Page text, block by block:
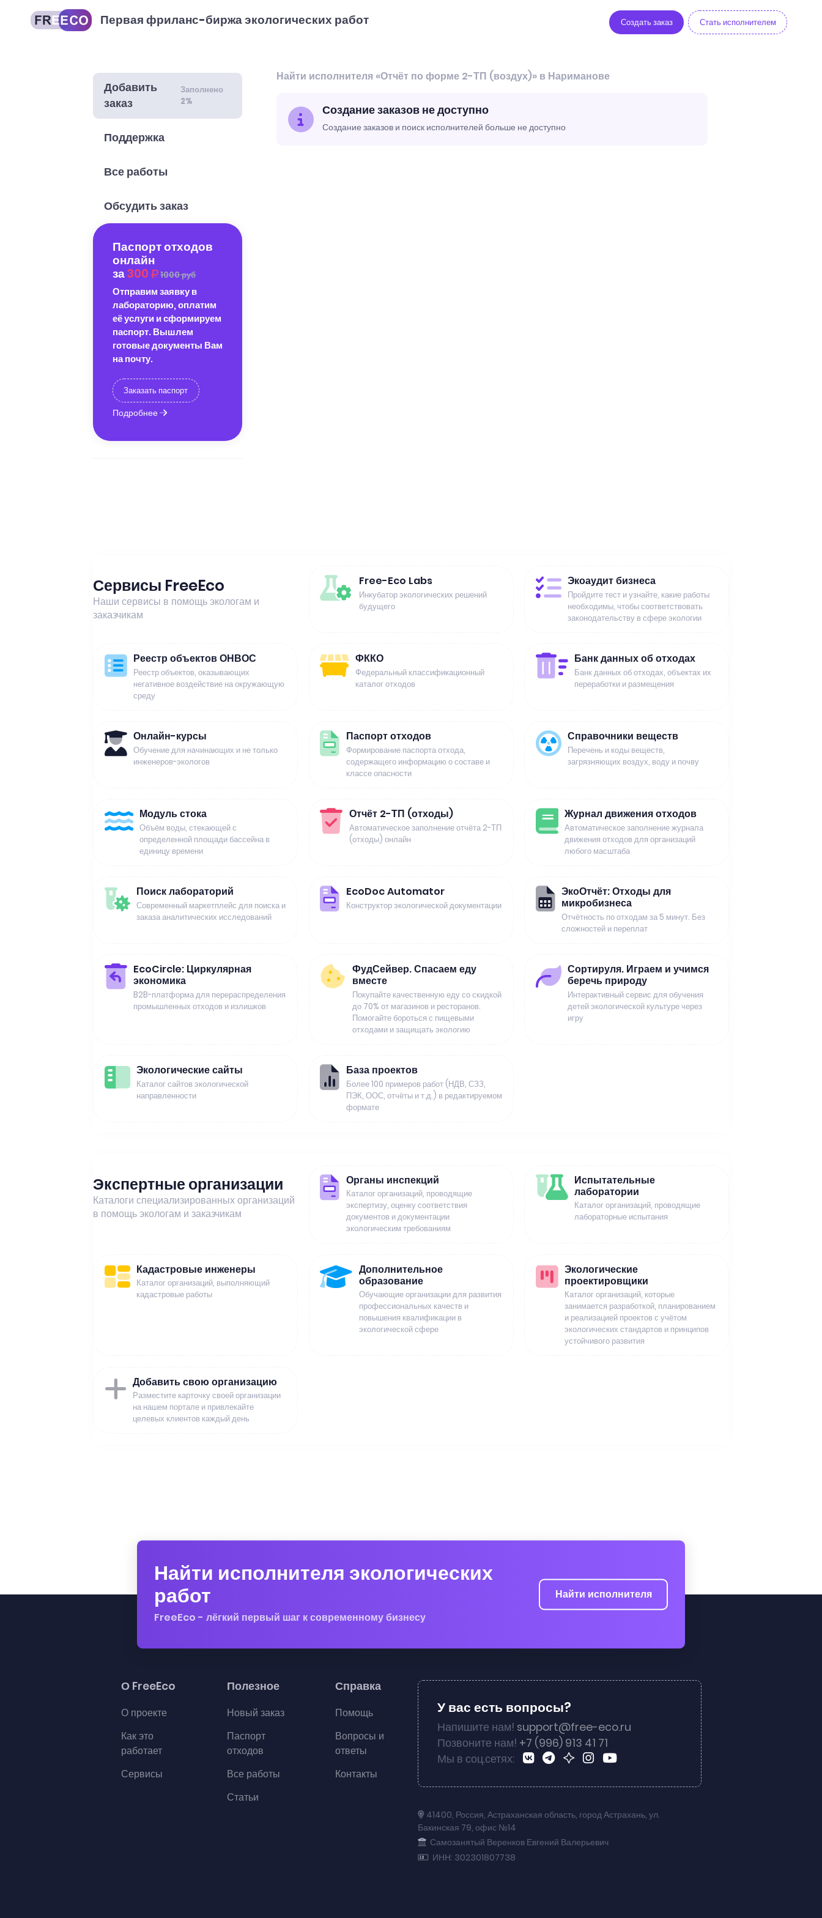
Первая фриланс-биржа экологических работ Создать заказ Стать исполнителем
Добавить
заказ
Заполнено
2%
Поддержка
Все работы
Обсудить заказ
Паспорт отходов
онлайн
за300 1000 руб
Отправим заявку в
лабораторию, оплатим
её услуги и сформируем
паспорт. Вышлем
готовые документы Вам
на почту.
Заказать паспорт
Подробнее
Найти исполнителя «Отчёт по форме 2-ТП (воздух)» в Нариманове
Создание заказов не доступно
Создание заказов и поиск исполнителей больше не доступно
Сервисы FreeEco
Наши сервисы в помощь экологам и
заказчикам
Free-Eco Labs
Инкубатор экологических решений
будущего
Экоаудит бизнеса
Пройдите тест и узнайте, какие работы
необходимы, чтобы соответствовать
законодательству в сфере экологии
Реестр объектов ОНВОС
Реестр объектов, оказывающих
негативное воздействие на окружающую
среду
ФККО
Федеральный классификационный
каталог отходов
Банк данных об отходах
Банк данных об отходах, объектах их
переработки и размещения
Онлайн-курсы
Обучение для начинающих и не только
инженеров-экологов
Паспорт отходов
Формирование паспорта отхода,
содержащего информацию о составе и
классе опасности
Справочники веществ
Перечень и коды веществ,
загрязняющих воздух, воду и почву
Модуль стока
Объём воды, стекающей с
определенной площади бассейна в
единицу времени
Отчёт 2-ТП (отходы)
Автоматическое заполнение отчёта 2-ТП
(отходы) онлайн
Журнал движения отходов
Автоматическое заполнение журнала
движения отходов для организаций
любого масштаба
Поиск лабораторий
Современный маркетплейс для поиска и
заказа аналитических исследований
EcoDoc Automator
Конструктор экологической документации
ЭкоОтчёт: Отходы для
микробизнеса
Отчётность по отходам за 5 минут. Без
сложностей и переплат
EcoCircle: Циркулярная
экономика
B2B-платформа для перераспределения
промышленных отходов и излишков
ФудСейвер. Спасаем еду
вместе
Покупайте качественную еду со скидкой
до 70% от магазинов и ресторанов.
Помогайте бороться с пищевыми
отходами и защищать экологию
Сортируля. Играем и учимся
беречь природу
Интерактивный сервис для обучения
детей экологической культуре через
игру
Экологические сайты
Каталог сайтов экологической
направленности
База проектов
Более 100 примеров работ (НДВ, СЗЗ,
ПЭК, ООС, отчёты и т.д.) в редактируемом
формате
Экспертные организации
Каталоги специализированных организаций
в помощь экологам и заказчикам
Органы инспекций
Каталог организаций, проводящие
экспертизу, оценку соответствия
документов и документации
экологическим требованиям
Испытательные
лаборатории
Каталог организаций, проводящие
лабораторные испытания
Кадастровые инженеры
Каталог организаций, выполняющий
кадастровые работы
Дополнительное
образование
Обучающие организации для развития
профессиональных качеств и
повышения квалификации в
экологической сфере
Экологические
проектировщики
Каталог организаций, которые
занимается разработкой, планированием
и реализацией проектов с учётом
экологических стандартов и принципов
устойчивого развития
Добавить свою организацию
Разместите карточку своей организации
на нашем портале и привлекайте
целевых клиентов каждый день
Найти исполнителя экологических
работ
FreeEco - лёгкий первый шаг к современному бизнесу
Найти исполнителя
О FreeEco
О проекте
Как это
работает
Сервисы
Полезное
Новый заказ
Паспорт
отходов
Все работы
Статьи
Справка
Помощь
Вопросы и
ответы
Контакты
У вас есть вопросы?
Напишите нам! support@free-eco.ru
Позвоните нам! +7 (996) 913 41 71
Мы в соц.сетях:
41400, Россия, Астраханская область, город Астрахань, ул.
Бакинская 79, офис №14
Самозанятый Веренков Евгений Валерьевич
ИНН: 302301807738